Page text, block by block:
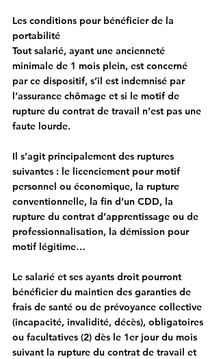
Les conditions pour bénéficier de la
portabilité
Tout salarié, ayant une ancienneté
minimale de 1 mois plein, est concerné
par ce dispositif, s’il est indemnisé par
l’assurance chômage et si le motif de
rupture du contrat de travail n’est pas une
faute lourde.
Il s’agit principalement des ruptures
suivantes : le licenciement pour motif
personnel ou économique, la rupture
conventionnelle, la fin d’un CDD, la
rupture du contrat d’apprentissage ou de
professionnalisation, la démission pour
motif légitime…
Le salarié et ses ayants droit pourront
bénéficier du maintien des garanties de
frais de santé ou de prévoyance collective
(incapacité, invalidité, décès), obligatoires
ou facultatives (2) dès le 1er jour du mois
suivant la rupture du contrat de travail et